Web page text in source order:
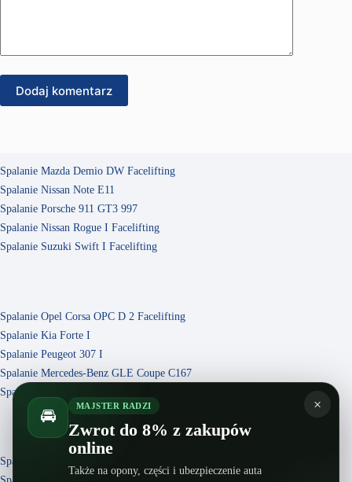
Dodaj komentarz
Spalanie Mazda Demio DW Facelifting
Spalanie Nissan Note E11
Spalanie Porsche 911 GT3 997
Spalanie Nissan Rogue I Facelifting
Spalanie Suzuki Swift I Facelifting
Spalanie Opel Corsa OPC D 2 Facelifting
Spalanie Kia Forte I
Spalanie Peugeot 307 I
Spalanie Mercedes-Benz GLE Coupe C167
Spalanie Nissan Quest IV
Spalanie Nissan Skyline V37
×
🚘 MAJSTER RADZI
Zwrot do 8% z zakupów
online
Także na opony, części i ubezpieczenie auta